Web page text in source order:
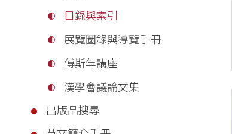
目錄與索引
展覽圖錄與導覽手冊
傅斯年講座
漢學會議論文集
出版品搜尋